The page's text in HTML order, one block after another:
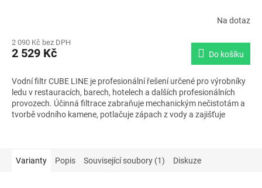
Na dotaz
2 090 Kč bez DPH
2 529 Kč Do košíku
Vodní filtr CUBE LINE je profesionální řešení určené pro výrobníky
ledu v restauracích, barech, hotelech a dalších profesionálních
provozech. Účinná filtrace zabraňuje mechanickým nečistotám a
tvorbě vodního kamene, potlačuje zápach z vody a zajišťuje
Varianty Popis Související soubory (1) Diskuze